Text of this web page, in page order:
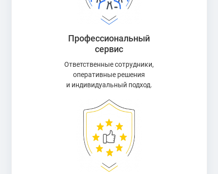
Профессиональный
сервис
Ответственные сотрудники,
оперативные решения
и индивидуальный подход.